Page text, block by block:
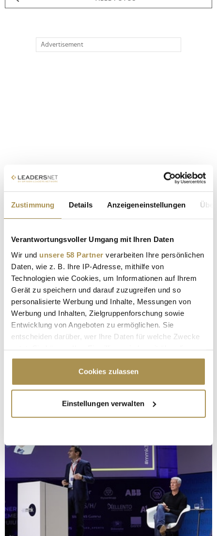
Zustimmung Details Anzeigeneinstellungen
Verantwortungsvoller Umgang mit Ihren Daten
Wir und unsere 58 Partner verarbeiten Ihre persönlichen
Daten, wie z. B. Ihre IP-Adresse, mithilfe von
Technologien wie Cookies, um Informationen auf Ihrem
Gerät zu speichern und darauf zuzugreifen und so
personalisierte Werbung und Inhalte, Messungen von
Werbung und Inhalten, Zielgruppenforschung sowie
Entwicklung von Angeboten zu ermöglichen. Sie
entscheiden darüber, wer Ihre Daten für welche Zwecke
Cookie-Erklärung oder durch Klicken auf das Privacy
Trigger Symbol ändern oder widerrufen
Informationen über Ihre geografische Lage
erfassen, welche bis auf einige Meter genau sein
bestimmten Merkmalen (Fingerprinting) identifizieren
Erfahren Sie mehr darüber, wie Ihre persönlichen Daten
verarbeitet werden, und legen Sie Ihre Präferenzen im
Abschnitt Einzelheiten
fest.
Wir verwenden Cookies, um Inhalte und Anzeigen zu
personalisieren, Funktionen für soziale Medien anbieten
Cookies zulassen
Einstellungen verwalten
Advertisement